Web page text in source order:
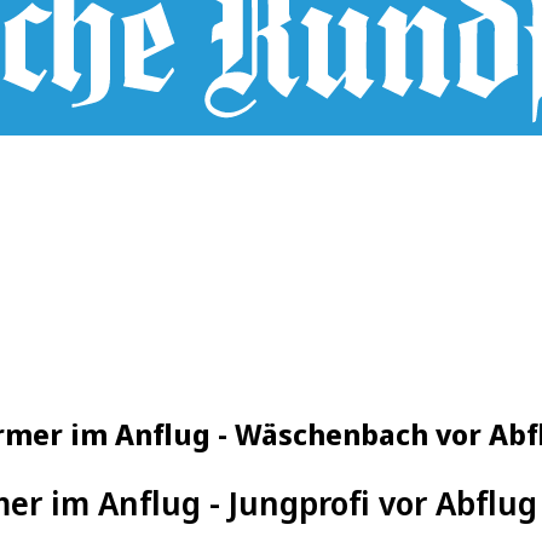
im Anflug - Wäschenbach vor
im Anflug - Jungprofi vor Abflug